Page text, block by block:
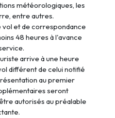
météorologiques, les
entre autres.
vol et de correspondance
48 heures à l'avance
arrive à une heure
différent de celui notifié
au premier
seront
autorisés au préalable